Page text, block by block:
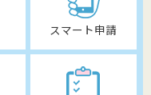
スマート申請